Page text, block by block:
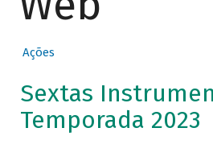
Ações
Sextas
Temporada 2023